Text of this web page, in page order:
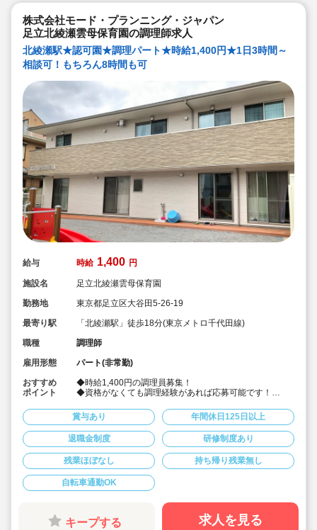
株式会社モード・プランニング・ジャパン
足立北綾瀬雲母保育園の調理師求人
北綾瀬駅★認可園★調理パート★時給1,400円★1日3時間～
相談可！もちろん8時間も可
給与 時給 1,400 円
施設名
足立北綾瀬雲母保育園
勤務地
東京都足立区大谷田5-26-19
最寄り駅
「北綾瀬駅」徒歩18分(東京メトロ千代田線)
職種
調理師
雇用形態
パート(非常勤)
おすすめ
ポイント
◆時給1,400円の調理員募集！
◆資格がなくても調理経験があれば応募可能です！
献立にそって調理頂ける調理員の募集です！
◆雲母保育園は60名以下のコンパクトなサイズの園にな
りますので、食数も少なめです！
◆1日3時間の勤務から相談可能です！もちろん8時間の
勤務も相談可能！仕事もプライベートも両立出来ます。
◆残業なし！定時あがり！
◆日々の保育を大切に楽しくお仕事出来ます（行事準
備・書き物類軽減されています）
◆保育園での調理経験がある方大歓迎！病院や高齢者施
設での経験がある方も大歓迎です！
◆職員同士の協力を大切にしています！（先輩スタッフ
がサポートします！）
賞与あり 年間休日125日以上
退職金制度 研修制度あり
残業ほぼなし 持ち帰り残業無し
自転車通勤OK
キープする 求人を見る